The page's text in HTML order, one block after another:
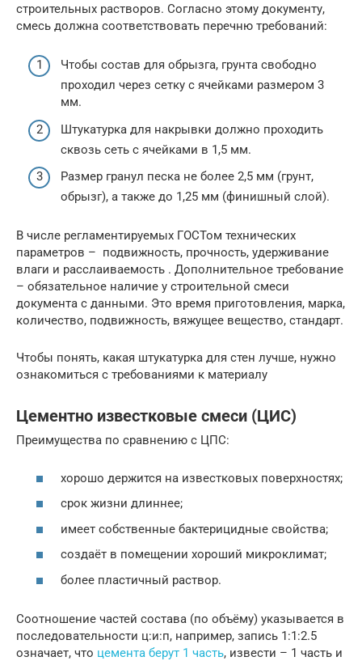
строительных растворов. Согласно этому документу,
смесь должна соответствовать перечню требований:
Чтобы состав для обрызга, грунта свободно
проходил через сетку с ячейками размером 3
мм.
Штукатурка для накрывки должно проходить
сквозь сеть с ячейками в 1,5 мм.
Размер гранул песка не более 2,5 мм (грунт,
обрызг), а также до 1,25 мм (финишный слой).
В числе регламентируемых ГОСТом технических
параметров – подвижность, прочность, удерживание
влаги и расслаиваемость . Дополнительное требование
– обязательное наличие у строительной смеси
документа с данными. Это время приготовления, марка,
количество, подвижность, вяжущее вещество, стандарт.
Чтобы понять, какая штукатурка для стен лучше, нужно
ознакомиться с требованиями к материалу
Цементно известковые смеси (ЦИС)
Преимущества по сравнению с ЦПС:
хорошо держится на известковых поверхностях;
срок жизни длиннее;
имеет собственные бактерицидные свойства;
создаёт в помещении хороший микроклимат;
более пластичный раствор.
Соотношение частей состава (по объёму) указывается в
последовательности ц:и:п, например, запись 1:1:2.5
означает, что цемента берут 1 часть, извести – 1 часть и